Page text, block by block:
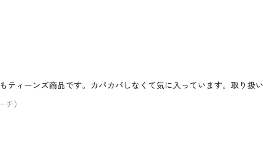
ィーンズ商品です。カパカパしなくて気に入っています。取り扱
）